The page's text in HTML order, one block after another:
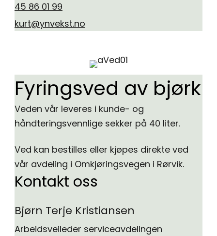
45 86 01 99
kurt@ynvekst.no
Fyringsved av bjørk
Veden vår leveres i kunde- og
håndteringsvennlige sekker på 40 liter.
Ved kan bestilles eller kjøpes direkte ved
vår avdeling i Omkjøringsvegen i Rørvik.
Kontakt oss
Bjørn Terje Kristiansen
Arbeidsveileder serviceavdelingen